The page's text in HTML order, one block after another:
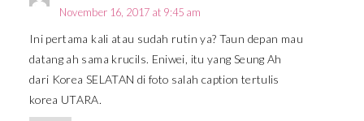
November 16, 2017 at 9:45 am
Ini pertama kali atau sudah rutin ya? Taun depan mau
datang ah sama krucils. Eniwei, itu yang Seung Ah
dari Korea SELATAN di foto salah caption tertulis
korea UTARA.